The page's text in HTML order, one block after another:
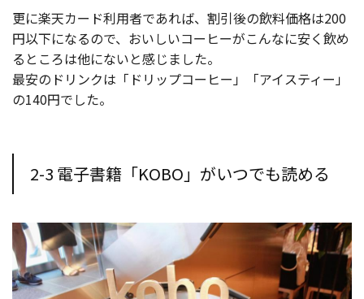
更に楽天カード利用者であれば、割引後の飲料価格は200
円以下になるので、おいしいコーヒーがこんなに安く飲め
るところは他にないと感じました。
最安のドリンクは「ドリップコーヒー」「アイスティー」
の140円でした。
2-3 電子書籍「KOBO」がいつでも読める